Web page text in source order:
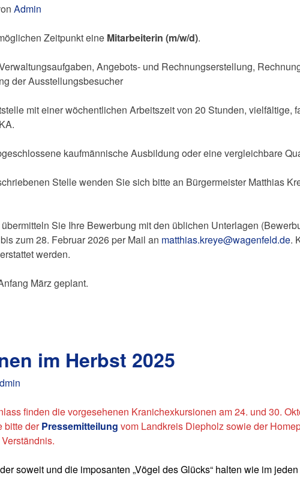
Admin
Zeitpunkt eine Mitarbeiterin (m/w/d).
Angebots- und Rechnungserstellung,
der Ausstellungsbesucher
mit einer wöchentlichen Arbeitszeit von 20 Stunden, vielfältige,
kaufmännische Ausbildung oder eine vergleichbare
Stelle wenden Sie sich bitte an Bürgermeister Matthias
Sie Ihre Bewerbung mit den üblichen Unterlagen
zum 28. Februar 2026 per Mail an matthias.kreye@wagenfeld.de.
werden.
März geplant.
im Herbst 2025
finden die vorgesehenen Kranichexkursionen am 24. und 30.
bitte derPressemitteilung vom Landkreis Diepholz sowie der
soweit und die imposanten „Vögel des Glücks“ halten wie im